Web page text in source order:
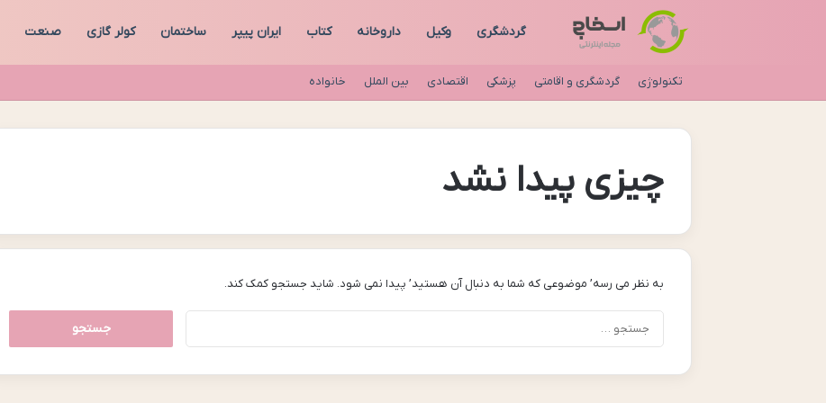
گردشگری وکیل داروخانه کتاب ایران پیپر ساختمان کولر گازی صنعت
تکنولوژی گردشگری و اقامتی پزشکی اقتصادی بین الملل خانواده
چیزی پیدا نشد
به نظر می رسه’ موضوعی که شما به دنبال آن هستید’ پیدا نمی شود. شاید جستجو کمک کند.